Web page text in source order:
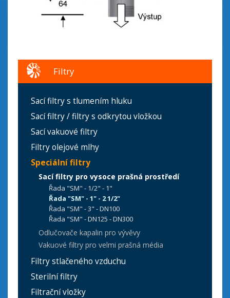
Filtry
Sací filtry s tlumením hluku
Sací filtry / filtry s odkrytou vložkou
Sací vakuové filtry
Filtry olejové mlhy
Speciální filtry
Sací filtry pro vysoce prašná prostředí
Řada "SM" - 1/2" - 1"
Řada "SM" - 1" - 2 1/2"
Řada "SM" - 3" - DN100
Řada "SM" - DN125 - DN300
Odlučovače kapalin pro vývěvy
Vakuové filtry pro velmi prašná média
Filtry stlačeného vzduchu
Sterilní filtry
Filtrační vložky